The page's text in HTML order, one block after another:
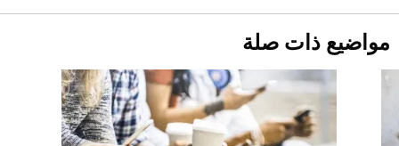
قبل ليلة النزال.. اكتمال وزن أبطال "The
Comeback" في جدة (فيديو)
2026-07-25
مواضيع ذات صلة